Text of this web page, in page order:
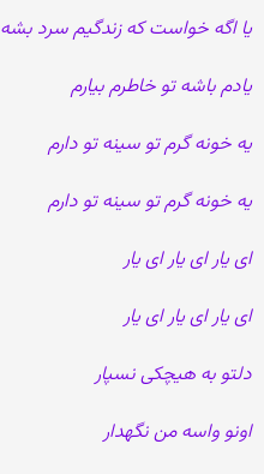
یا اگه خواست که زندگیم سرد بشه
یادم باشه تو خاطرم بیارم
یه خونه گرم تو سینه تو دارم
یه خونه گرم تو سینه تو دارم
ای یار ای یار ای یار
ای یار ای یار ای یار
دلتو به هیچکی نسپار
اونو واسه من نگهدار